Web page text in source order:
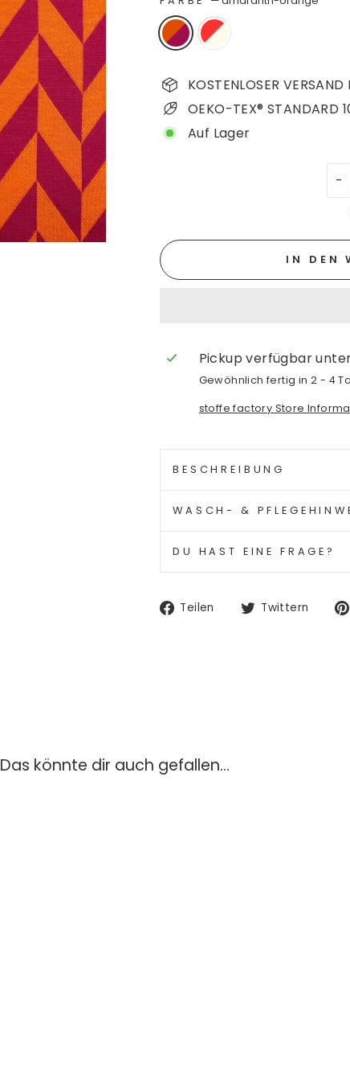
KOSTENLOSER
OEKO-TEX® STANDARD
Auf Lager
IN DEN
Pickup verfügbar
Gewöhnlich fertig in 2 - 4
stoffe factory Store
BESCHREIBUNG
WASCH- &
DU HAST EINE FRAGE?
Teilen
Auf
Twittern
Auf
Das könnte dir auch gefallen...